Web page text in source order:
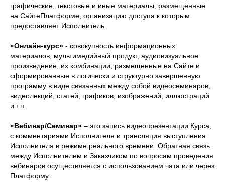
графические, текстовые и иные материалы, размещенные
на СайтеПлатформе, организацию доступа к которым
предоставляет Исполнитель.
«Онлайн-курс» - совокупность информационных
материалов, мультимедийный продукт, аудиовизуальное
произведение, их комбинации, размещенные на Сайте и
сформированные в логически и структурно завершенную
программу в виде связанных между собой видеосеминаров,
видеолекций, статей, графиков, изображений, иллюстраций
и т.п.
«Вебинар/Семинар» – это запись видеопрезентации Курса,
с комментариями Исполнителя и трансляция выступления
Исполнителя в режиме реального времени. Обратная связь
между Исполнителем и Заказчиком по вопросам проведения
вебинаров осуществляется с использованием чата или через
Платформу.